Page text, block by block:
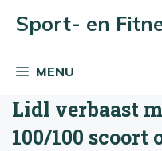
naar
inhoud
Sport- en
MENU
Lidl verbaast
100/100 scoort